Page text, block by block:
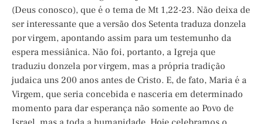
(Deus conosco), que é o tema de Mt 1,22-23. Não deixa de
ser interessante que a versão dos Setenta traduza donzela
por virgem, apontando assim para um testemunho da
espera messiânica. Não foi, portanto, a Igreja que
traduziu donzela por virgem, mas a própria tradição
judaica uns 200 anos antes de Cristo. E, de fato, Maria é a
Virgem, que seria concebida e nasceria em determinado
momento para dar esperança não somente ao Povo de